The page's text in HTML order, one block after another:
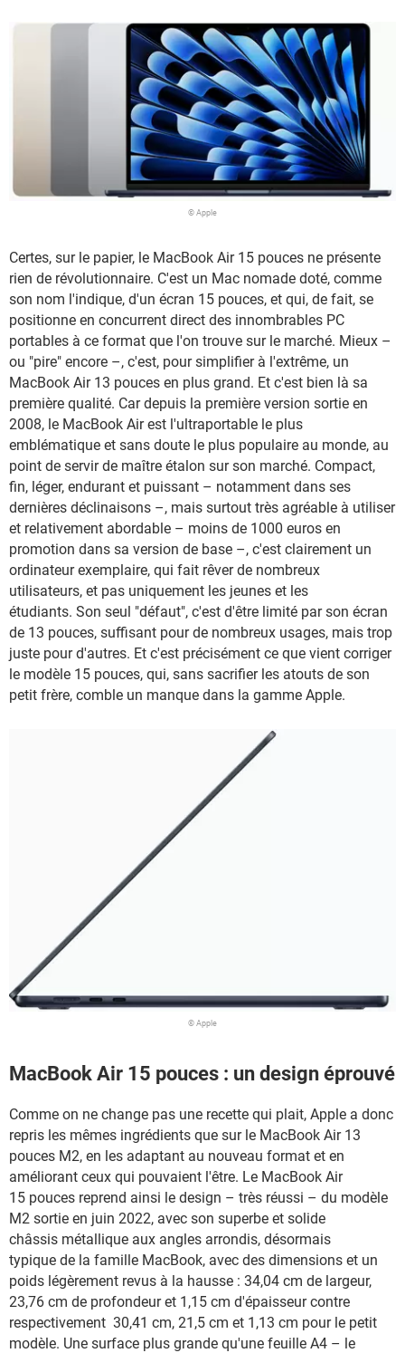
© Apple
Certes, sur le papier, le MacBook Air 15 pouces ne présente
rien de révolutionnaire. C'est un Mac nomade doté, comme
son nom l'indique, d'un écran 15 pouces, et qui, de fait, se
positionne en concurrent direct des innombrables PC
portables à ce format que l'on trouve sur le marché. Mieux –
ou "pire" encore –, c'est, pour simplifier à l'extrême, un
MacBook Air 13 pouces en plus grand. Et c'est bien là sa
première qualité. Car depuis la première version sortie en
2008, le MacBook Air est l'ultraportable le plus
emblématique et sans doute le plus populaire au monde, au
point de servir de maître étalon sur son marché. Compact,
fin, léger, endurant et puissant – notamment dans ses
dernières déclinaisons –, mais surtout très agréable à utiliser
et relativement abordable – moins de 1000 euros en
promotion dans sa version de base –, c'est clairement un
ordinateur exemplaire, qui fait rêver de nombreux
utilisateurs, et pas uniquement les jeunes et les
étudiants. Son seul "défaut", c'est d'être limité par son écran
de 13 pouces, suffisant pour de nombreux usages, mais trop
juste pour d'autres. Et c'est précisément ce que vient corriger
le modèle 15 pouces, qui, sans sacrifier les atouts de son
petit frère, comble un manque dans la gamme Apple.
© Apple
MacBook Air 15 pouces : un design éprouvé
Comme on ne change pas une recette qui plait, Apple a donc
repris les mêmes ingrédients que sur le MacBook Air 13
pouces M2, en les adaptant au nouveau format et en
améliorant ceux qui pouvaient l'être. Le MacBook Air
15 pouces reprend ainsi le design – très réussi – du modèle
M2 sortie en juin 2022, avec son superbe et solide
châssis métallique aux angles arrondis, désormais
typique de la famille MacBook, avec des dimensions et un
poids légèrement revus à la hausse : 34,04 cm de largeur,
23,76 cm de profondeur et 1,15 cm d'épaisseur contre
respectivement 30,41 cm, 21,5 cm et 1,13 cm pour le petit
modèle. Une surface plus grande qu'une feuille A4 – le